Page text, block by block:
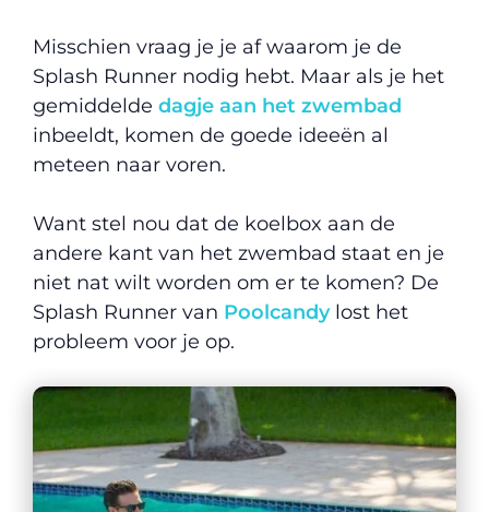
Misschien vraag je je af waarom je de
Splash Runner nodig hebt. Maar als je het
gemiddelde dagje aan het zwembad
inbeeldt, komen de goede ideeën al
meteen naar voren.
Want stel nou dat de koelbox aan de
andere kant van het zwembad staat en je
niet nat wilt worden om er te komen? De
Splash Runner van Poolcandylost het
probleem voor je op.